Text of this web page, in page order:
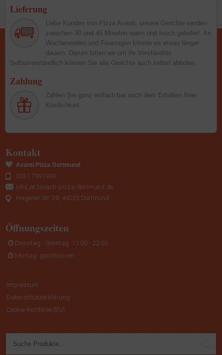
Lieferung
Liebe Kunden von Pizza Avanti, unsere Gerichte werden
zwischen 30 und 45 Minuten warm und frisch geliefert. An
Wochenenden und Feiertagen könnte es etwas länger
dauern. Darum bitten wir um Ihr Verständnis.
Selbstverständlich können Sie alle Gerichte auch selbst abholen.
Zahlung
Zahlen Sie ganz einfach bar nach dem Erhalten Ihrer
Köstlichkeit.
Kontakt
Avanti Pizza Dortmund
0231 7991999
info(.at.)avanti-pizza-dortmund.de
Hagener Str. 38, 44225 Dortmund
Öffnungszeiten
Dienstag - Sonntag: 11:00 - 22:00
Montag: geschlossen
Impressum
Datenschutzerklärung
Cookie-Richtlinie (EU)